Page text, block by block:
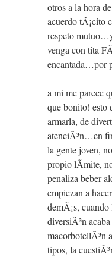
otros a la hora
acuerdo tÃ¡cito
respeto
venga con tita
encantada…por
a mi me parece
que bonito! esto
armarla, de
atenciÃ³n…en
la gente joven,
propio lÃ­mite,
penaliza beber
empiezan a
demÃ¡s,
diversiÃ³n
macorbotellÃ³n
tipos, la